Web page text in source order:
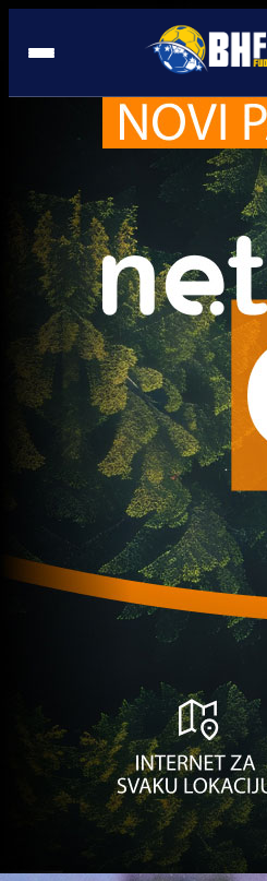
Igman
1. liga FBiH
FIFA zabranila bh. klubu
1 godina 1 mjesec
Premijer liga BiH
ZLATNI BODOVI: